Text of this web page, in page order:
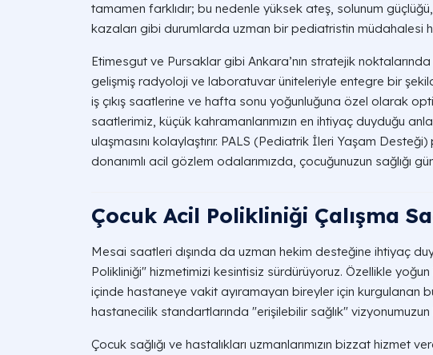
tamamen farklıdır; bu nedenle yüksek ateş, solunum
kazaları gibi durumlarda uzman bir pediatristin müdahalesi
Etimesgut ve Pursaklar gibi Ankara’nın stratejik
gelişmiş radyoloji ve laboratuvar üniteleriyle entegre bir
iş çıkış saatlerine ve hafta sonu yoğunluğuna özel olarak
saatlerimiz, küçük kahramanlarımızın en ihtiyaç duyduğu
ulaşmasını kolaylaştırır. PALS (Pediatrik İleri Yaşam
donanımlı acil gözlem odalarımızda, çocuğunuzun sağlığı
Çocuk Acil Polikliniği Çalışma
Mesai saatleri dışında da uzman hekim desteğine ihtiyaç
Polikliniği" hizmetimizi kesintisiz sürdürüyoruz. Özellikle
içinde hastaneye vakit ayıramayan bireyler için kurgulanan
hastanecilik standartlarında "erişilebilir sağlık" vizyonumuzun
Çocuk sağlığı ve hastalıkları uzmanlarımızın bizzat hizmet